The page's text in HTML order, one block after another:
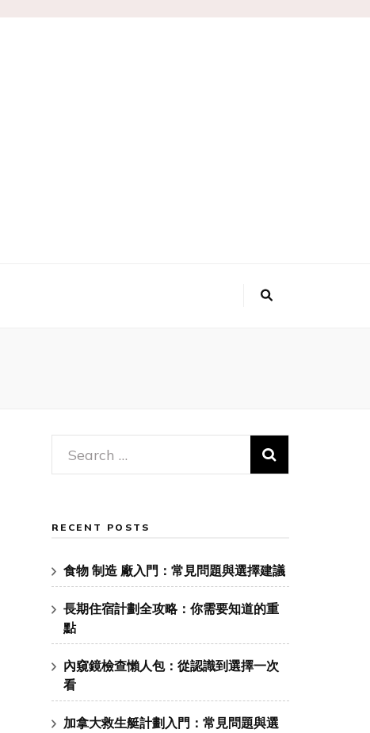
Search
for:
RECENT POSTS
食物 制造 廠入門：常見問題與選擇建議
長期住宿計劃全攻略：你需要知道的重
點
內窺鏡檢查懶人包：從認識到選擇一次
看
加拿大救生艇計劃入門：常見問題與選